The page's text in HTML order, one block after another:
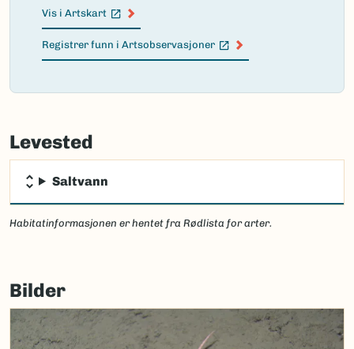
Vis i Artskart
(Ekstern lenke)
Registrer funn i Artsobservasjoner
(Ekstern lenke)
Failed
load
Levested
Saltvann
Habitatinformasjonen er hentet fra Rødlista for arter.
Bilder